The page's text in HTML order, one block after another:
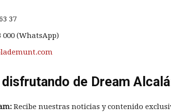
37
000 (WhatsApp)
de Dream
Recibe nuestras noticias y contenido